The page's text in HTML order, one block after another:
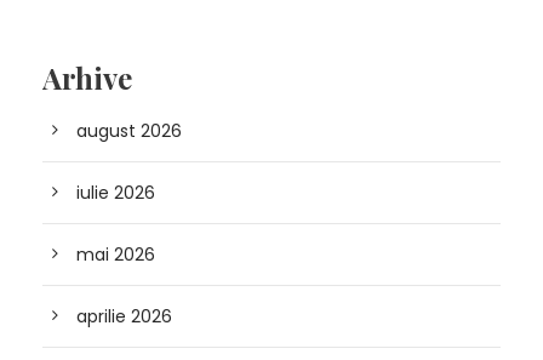
Arhive
august 2026
iulie 2026
mai 2026
aprilie 2026